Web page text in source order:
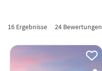
16 Ergebnisse 24 Bewertungen